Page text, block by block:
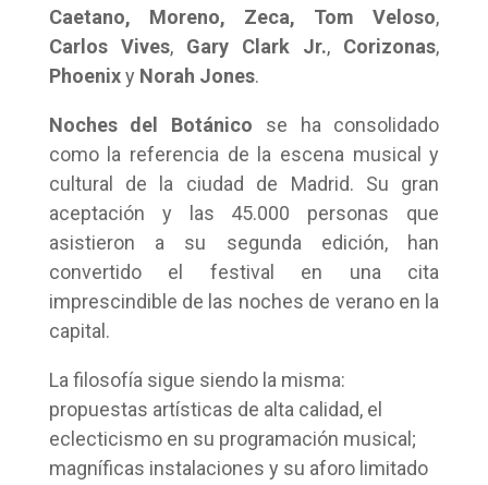
Caetano, Moreno, Zeca, Tom Veloso,
Carlos Vives, Gary Clark Jr., Corizonas,
Phoenixy Norah Jones.
Noches del Botánico se ha consolidado
como la referencia de la escena musical y
cultural de la ciudad de Madrid. Su gran
aceptación y las 45.000 personas que
asistieron a su segunda edición, han
convertido el festival en una cita
imprescindible de las noches de verano en la
capital.
La filosofía sigue siendo la misma:
propuestas artísticas de alta calidad, el
eclecticismo en su programación musical;
magníficas instalaciones y su aforo limitado